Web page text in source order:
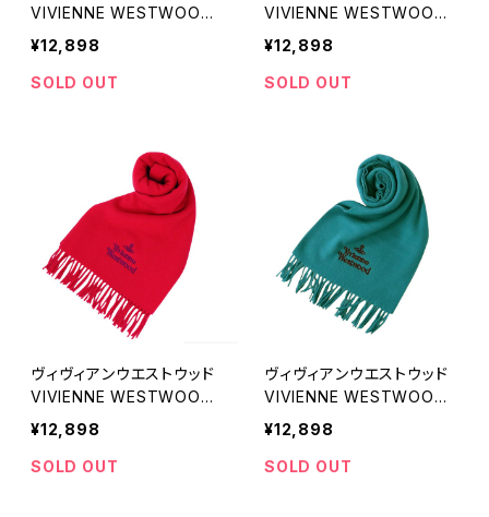
VIVIENNE WESTWOOD
マフラー 24-W00Q7-K41
0 レディース メンズ ネイビ
ーブルー マフラー
¥12,898
SOLD OUT
VIVIENNE WESTWOOD
マフラー 24-W00Q7-C40
9 レディース メンズ テラコ
ッタ マフラー
¥12,898
SOLD OUT
ヴィヴィアンウエストウッド
VIVIENNE WESTWOOD
マフラー 24-W00Q7-H40
1 レディース メンズ レッド
マフラー
¥12,898
SOLD OUT
ヴィヴィアンウエストウッド
VIVIENNE WESTWOOD
マフラー 24-W00Q7-L40
4 レディース メンズ ターコ
イズ マフラー
¥12,898
SOLD OUT